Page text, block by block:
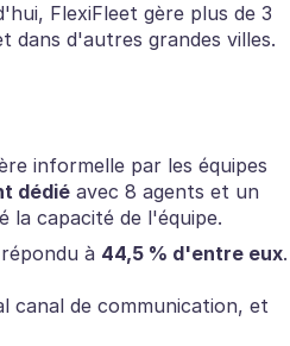
FlexiFleet gère plus de 3
dans d'autres grandes villes.
informelle par les équipes
dédié avec 8 agents et un
la capacité de l'équipe.
à 44,5 % d'entre eux.
canal de communication, et